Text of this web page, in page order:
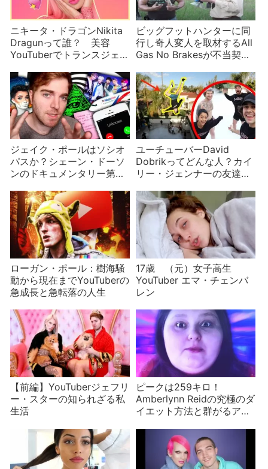
ニキータ・ドラゴンNikita
Dragunって誰？ 美容
YouTuberでトランスジェン
ビッグフットハンターに同
行し奇人変人を取材するAll
Gas No Brakesが不当契約
ジェイク・ポールはソシオ
パスか？シェーン・ドーソ
ンのドキュメンタリー第一
ユーチューバーDavid
Dobrikってどんな人？カイ
リー・ジェンナーの友達で
ローガン・ポール：樹海騒
動から現在までYouTuberの
急成長と急転落の人生
17歳 （元）女子高生
YouTuber エマ・チェンバ
レン
【前編】YouTuberジェフリ
ー・スターの知られざる私
生活
ピークは259キロ！
Amberlynn Reidの究極のダ
イエット方法と群がるアン